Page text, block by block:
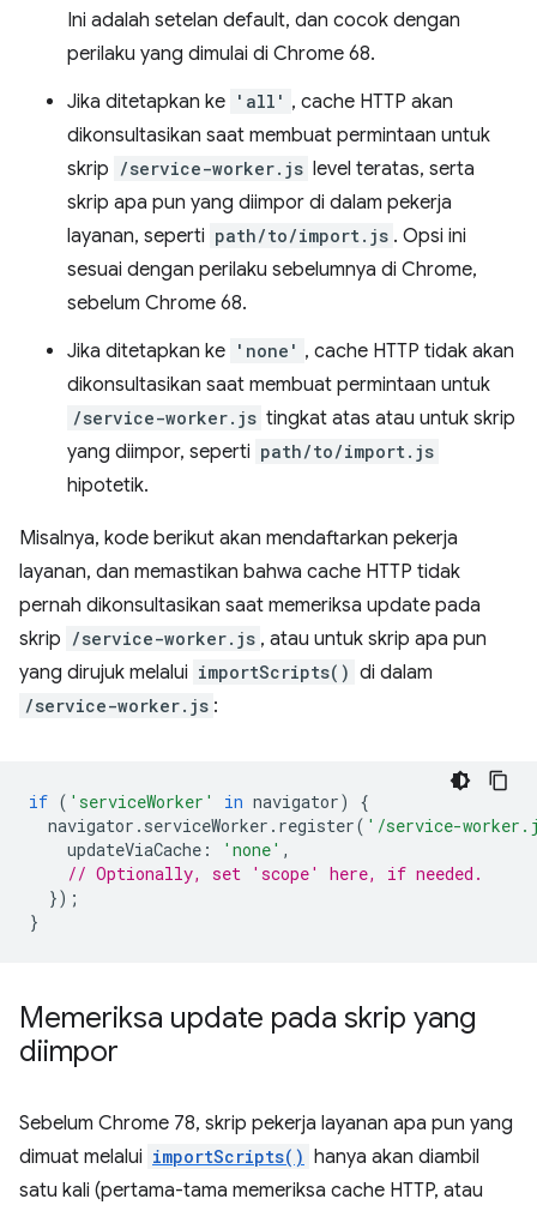
Ini adalah setelan default, dan cocok dengan
perilaku yang dimulai di Chrome 68.
Jika ditetapkan ke 'all' , cache HTTP akan
dikonsultasikan saat membuat permintaan untuk
skrip /service-worker.js level teratas, serta
skrip apa pun yang diimpor di dalam pekerja
layanan, seperti path/to/import.js . Opsi ini
sesuai dengan perilaku sebelumnya di Chrome,
sebelum Chrome 68.
Jika ditetapkan ke 'none' , cache HTTP tidak akan
dikonsultasikan saat membuat permintaan untuk
/service-worker.js tingkat atas atau untuk skrip
yang diimpor, seperti path/to/import.js
hipotetik.
Misalnya, kode berikut akan mendaftarkan pekerja
layanan, dan memastikan bahwa cache HTTP tidak
pernah dikonsultasikan saat memeriksa update pada
skrip /service-worker.js , atau untuk skrip apa pun
yang dirujuk melalui importScripts() di dalam
/service-worker.js :
if ( 'serviceWorker' in navigator)
{
navigator . serviceWorker . register( '/service-
updateViaCache : 'none' ,
// Optionally, set 'scope' here, if needed.
});
}
Memeriksa update pada skrip yang
diimpor
Sebelum Chrome 78, skrip pekerja layanan apa pun yang
dimuat melalui importScripts() hanya akan diambil
satu kali (pertama-tama memeriksa cache HTTP, atau